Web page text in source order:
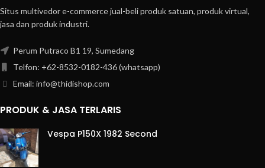
Situs multivedor e-commerce jual-beli produk satuan, produk virtual,
jasa dan produk industri.
Perum Putraco B1 19, Sumedang
Telfon: +62-8532-0182-436 (whatsapp)
Email: info@thidishop.com
PRODUK & JASA TERLARIS
Vespa P150X 1982 Second